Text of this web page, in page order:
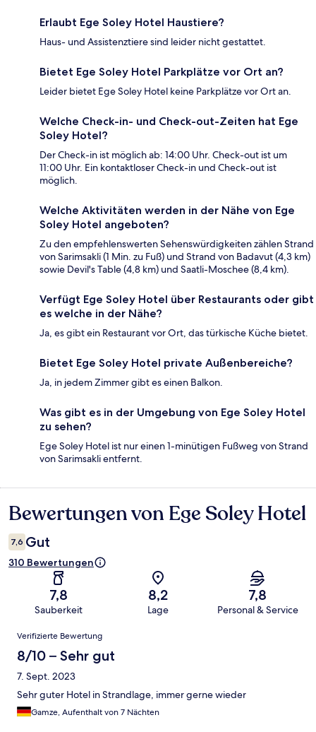
Erlaubt Ege Soley Hotel Haustiere?
Haus- und Assistenztiere sind leider nicht gestattet.
Bietet Ege Soley Hotel Parkplätze vor Ort an?
Leider bietet Ege Soley Hotel keine Parkplätze vor Ort an.
Welche Check-in- und Check-out-Zeiten hat Ege
Soley Hotel?
Der Check-in ist möglich ab: 14:00 Uhr. Check-out ist um
11:00 Uhr. Ein kontaktloser Check-in und Check-out ist
möglich.
Welche Aktivitäten werden in der Nähe von Ege
Soley Hotel angeboten?
Zu den empfehlenswerten Sehenswürdigkeiten zählen Strand
von Sarimsakli (1 Min. zu Fuß) und Strand von Badavut (4,3 km)
sowie Devil's Table (4,8 km) und Saatli-Moschee (8,4 km).
Verfügt Ege Soley Hotel über Restaurants oder gibt
es welche in der Nähe?
Ja, es gibt ein Restaurant vor Ort, das türkische Küche bietet.
Bietet Ege Soley Hotel private Außenbereiche?
Ja, in jedem Zimmer gibt es einen Balkon.
Was gibt es in der Umgebung von Ege Soley Hotel
zu sehen?
Ege Soley Hotel ist nur einen 1-minütigen Fußweg von Strand
von Sarimsakli entfernt.
Bewertungen
Bewertungen von Ege Soley Hotel
7,6 Gut
310 Bewertungen
7,8
Sauberkeit
8,2
Lage
7,8
Personal & Service
Bewertungen
Verifizierte Bewertung
8/10 – Sehr gut
7. Sept. 2023
Sehr guter Hotel in Strandlage, immer gerne wieder
Gamze, Aufenthalt von 7 Nächten